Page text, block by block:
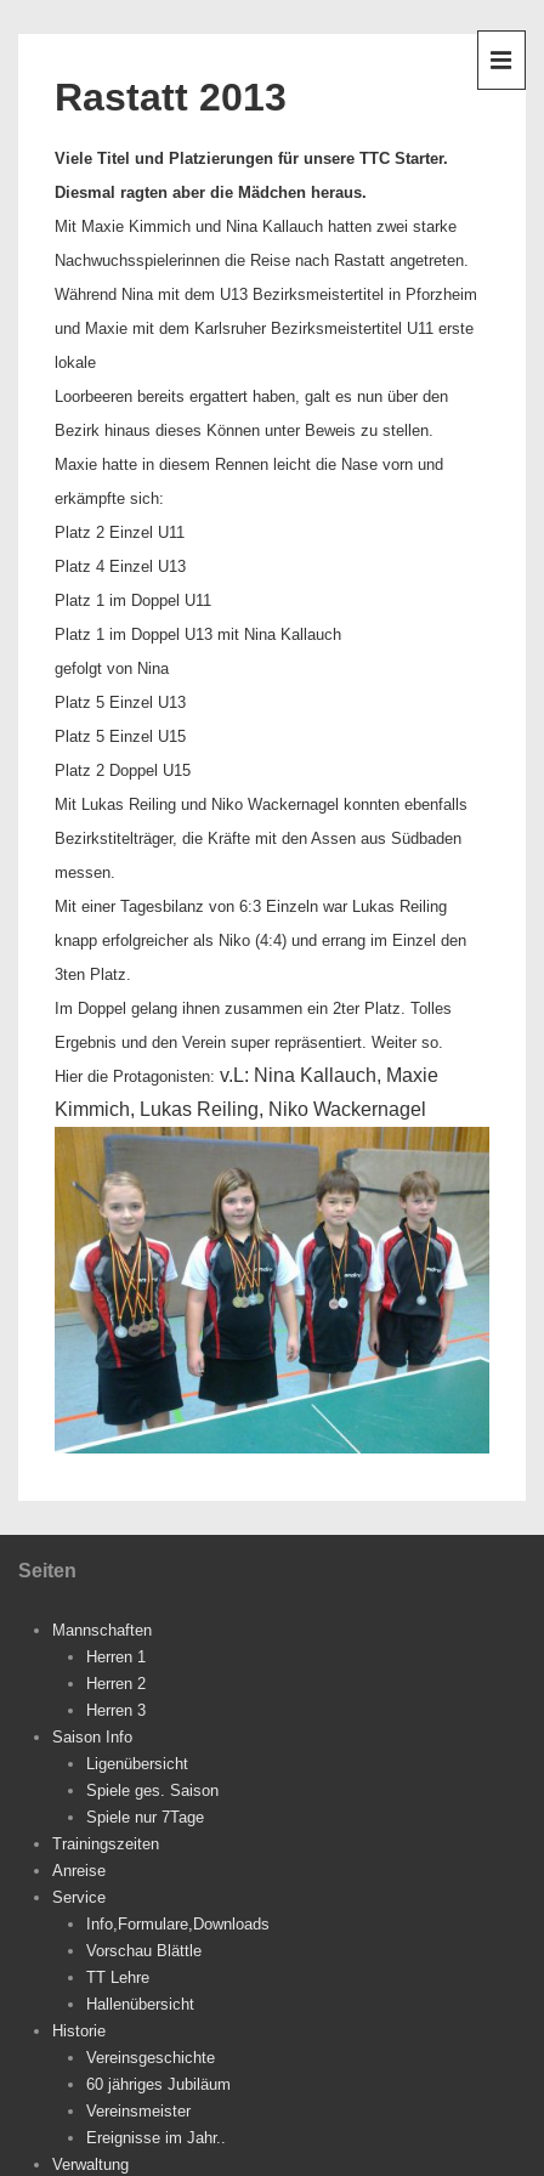
Rastatt 2013
Viele Titel und Platzierungen für unsere TTC Starter.
Diesmal ragten aber die Mädchen heraus.
Mit Maxie Kimmich und Nina Kallauch hatten zwei starke
Nachwuchsspielerinnen die Reise nach Rastatt angetreten.
Während Nina mit dem U13 Bezirksmeistertitel in Pforzheim
und Maxie mit dem Karlsruher Bezirksmeistertitel U11 erste
lokale
Loorbeeren bereits ergattert haben, galt es nun über den
Bezirk hinaus dieses Können unter Beweis zu stellen.
Maxie hatte in diesem Rennen leicht die Nase vorn und
erkämpfte sich:
Platz 2 Einzel U11
Platz 4 Einzel U13
Platz 1 im Doppel U11
Platz 1 im Doppel U13 mit Nina Kallauch
gefolgt von Nina
Platz 5 Einzel U13
Platz 5 Einzel U15
Platz 2 Doppel U15
Mit Lukas Reiling und Niko Wackernagel konnten ebenfalls
Bezirkstitelträger, die Kräfte mit den Assen aus Südbaden
messen.
Mit einer Tagesbilanz von 6:3 Einzeln war Lukas Reiling
knapp erfolgreicher als Niko (4:4) und errang im Einzel den
3ten Platz.
Im Doppel gelang ihnen zusammen ein 2ter Platz. Tolles
Ergebnis und den Verein super repräsentiert. Weiter so.
Hier die Protagonisten: v.L: Nina Kallauch, Maxie
Kimmich, Lukas Reiling, Niko Wackernagel
Seiten
Mannschaften
Herren 1
Herren 2
Herren 3
Saison Info
Ligenübersicht
Spiele ges. Saison
Spiele nur 7Tage
Trainingszeiten
Anreise
Service
Info,Formulare,Downloads
Vorschau Blättle
TT Lehre
Hallenübersicht
Historie
Vereinsgeschichte
60 jähriges Jubiläum
Vereinsmeister
Ereignisse im Jahr..
Verwaltung